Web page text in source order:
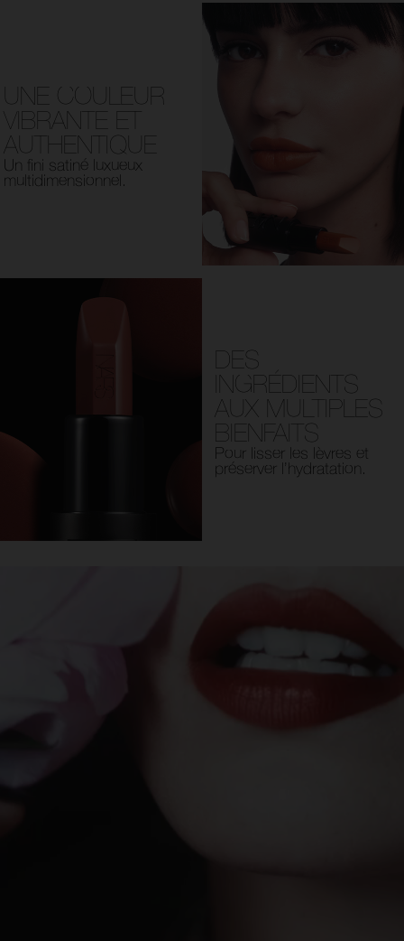
UNE COULEUR
VIBRANTE ET
AUTHENTIQUE
Un fini satiné luxueux
multidimensionnel.
DES
INGRÉDIENTS
AUX MULTIPLES
BIENFAITS
Pour lisser les lèvres et
préserver l’hydratation.